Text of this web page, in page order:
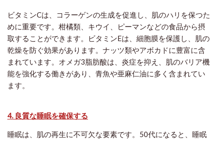
ビタミンCは、コラーゲンの生成を促進し、肌のハリを保つた
めに重要です。柑橘類、キウイ、ピーマンなどの食品から摂
取することができます。ビタミンEは、細胞膜を保護し、肌の
乾燥を防ぐ効果があります。ナッツ類やアボカドに豊富に含
まれています。オメガ3脂肪酸は、炎症を抑え、肌のバリア機
能を強化する働きがあり、青魚や亜麻仁油に多く含まれてい
ます。
4. 良質な睡眠を確保する
睡眠は、肌の再生に不可欠な要素です。50代になると、睡眠